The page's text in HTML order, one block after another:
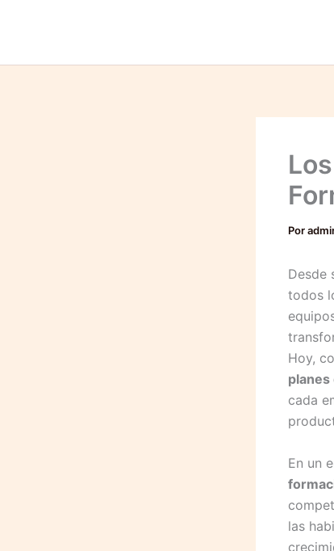
Por
Desde
todos
Hoy,
planes
cada
En un
las